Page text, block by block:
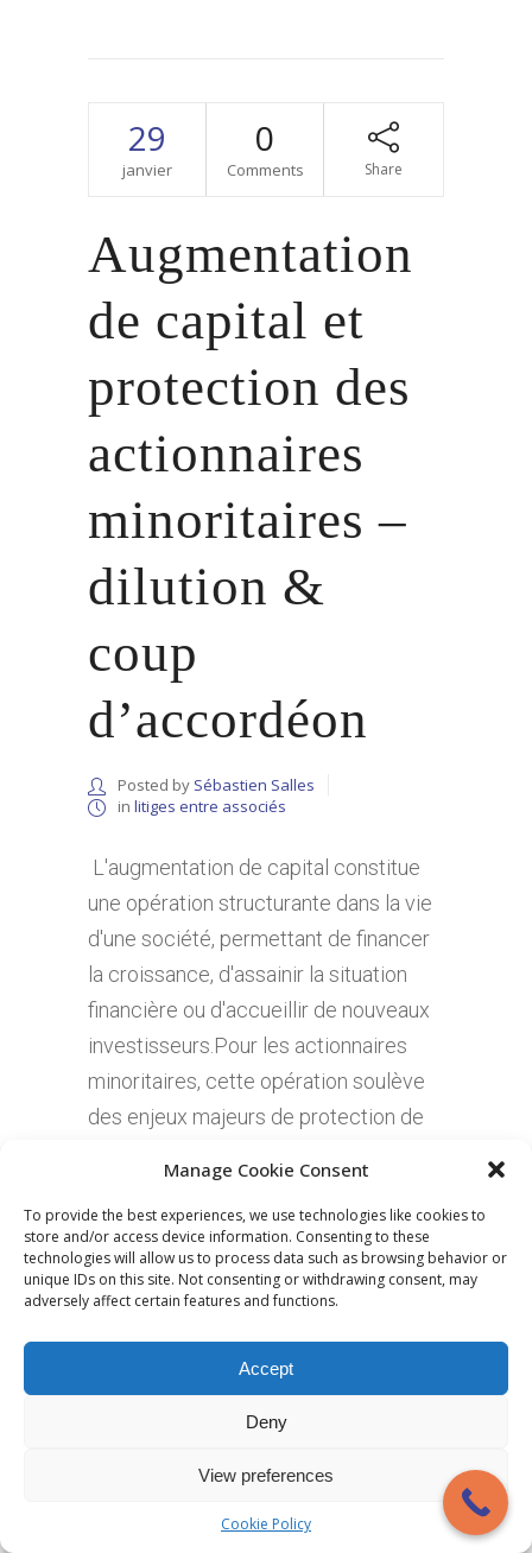
Manage Cookie Consent
To provide the best experiences, we use technologies like cookies to
store and/or access device information. Consenting to these
technologies will allow us to process data such as browsing behavior or
unique IDs on this site. Not consenting or withdrawing consent, may
adversely affect certain features and functions.
Accept
Deny
View preferences
Cookie Policy
29
janvier
0
Comments Share
Augmentation
de capital et
protection des
actionnaires
minoritaires –
dilution &
coup
d’accordéon
Posted by Sébastien Salles
in litiges entre associés
L'augmentation de capital constitue
une opération structurante dans la vie
d'une société, permettant de financer
la croissance, d'assainir la situation
financière ou d'accueillir de nouveaux
investisseurs.Pour les actionnaires
minoritaires, cette opération soulève
des enjeux majeurs de protection de
de dilution de leur participation. Le «
coup d'accordéon », technique
particulière d'assainissement financier,
mérite une attention spécifique tant
peuvent être déterminantes. Cette
analyse examine les mécanismes
juridiques de protection, les recours
disponibles et les limites opposables